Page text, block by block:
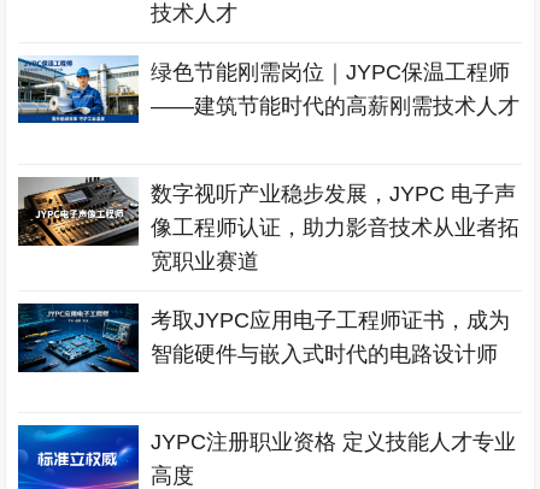
技术人才
绿色节能刚需岗位｜JYPC保温工程师
——建筑节能时代的高薪刚需技术人才
数字视听产业稳步发展，JYPC 电子声
像工程师认证，助力影音技术从业者拓
宽职业赛道
考取JYPC应用电子工程师证书，成为
智能硬件与嵌入式时代的电路设计师
JYPC注册职业资格 定义技能人才专业
高度